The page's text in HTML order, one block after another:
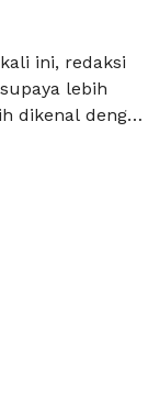
ini, redaksi
lebih
dikenal dengan
bahan-bahan